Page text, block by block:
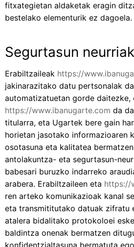
fitxategietan aldaketak eragin
bestelako elementurik ez dagoela.
Segurtasun neurriak
Erabiltzaileak https://
jakinarazitako datu pertsonalak
automatizatuetan gorde daitezke,
https://www.ibanugarte.com da
titularra, eta Ugartek bere gain
horietan jasotako informazioaren
osotasuna eta kalitatea
antolakuntza- eta segurtasun-
babesari buruzko indarreko
arabera. Erabiltzaileen eta https://
ren arteko komunikazioak kanal
eta transmititutako datuak zifratu
atalera bidalitako protokoloei
baldintza onenak bermatzen
konfidentzialtasuna bermatuta